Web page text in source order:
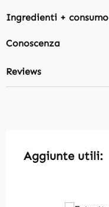
Ingredienti + consumo
Conoscenza
Reviews
Skip product gallery
Aggiunte utili: